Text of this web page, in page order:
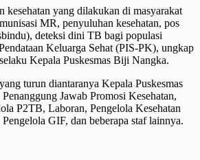
kesehatan yang dilakukan di masyarakat
MR, penyuluhan kesehatan, pos
deteksi dini TB bagi populasi
Keluarga Sehat (PIS-PK), ungkap
Kepala Puskesmas Biji Nangka.
turun diantaranya Kepala Puskesmas
Jawab Promosi Kesehatan,
P2TB, Laboran, Pengelola Kesehatan
GIF, dan beberapa staf lainnya.